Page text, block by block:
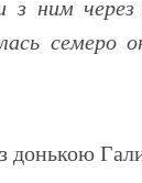
з ним через
семеро
донькою